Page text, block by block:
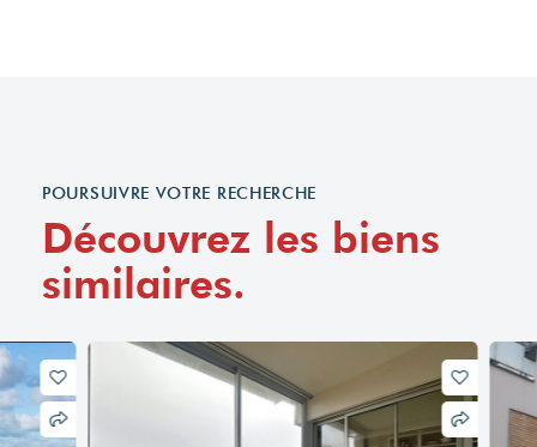
POURSUIVRE VOTRE RECHERCHE
Découvrez les biens
similaires.